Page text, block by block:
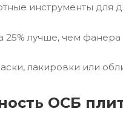
инструменты для
лучше, чем
лакировки или
ОСБ